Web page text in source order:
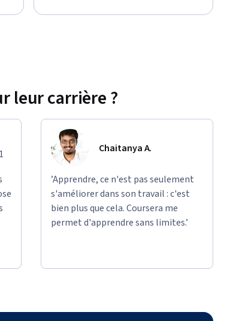
leur carrière ?
Chaitanya A.
’Apprendre, ce n'est pas seulement
s'améliorer dans son travail : c'est
bien plus que cela. Coursera me
permet d'apprendre sans limites.’